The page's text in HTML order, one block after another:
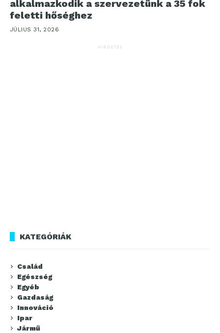
alkalmazkodik a szervezetünk a 35 fok
feletti hőséghez
JÚLIUS 31, 2026
HIRDETÉS
KATEGÓRIÁK
Család
Egészség
Egyéb
Gazdaság
Innováció
Ipar
Jármű